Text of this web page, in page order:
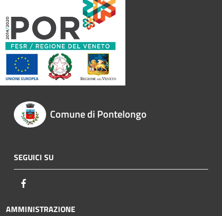
Comune di Pontelongo
SEGUICI SU
AMMINISTRAZIONE